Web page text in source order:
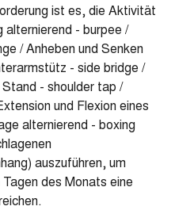
ist es, die Aktivität
- burpee /
/ Anheben und Senken
- side bridge /
- shoulder tap /
und Flexion eines
alternierend - boxing
auszuführen, um
des Monats eine